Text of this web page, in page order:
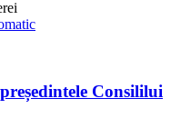
Consililui